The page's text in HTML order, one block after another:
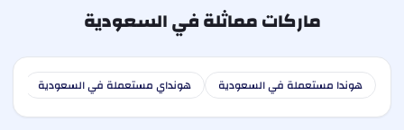
ماركات مماثلة في السعودية
هوندا مستعملة في السعودية هونداي مستعملة في السعودية